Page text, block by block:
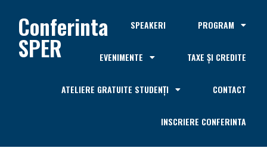
Conferinta
SPER
SPEAKERI PROGRAM
EVENIMENTE TAXE ȘI CREDITE
ATELIERE GRATUITE STUDENȚI CONTACT
INSCRIERE CONFERINTA